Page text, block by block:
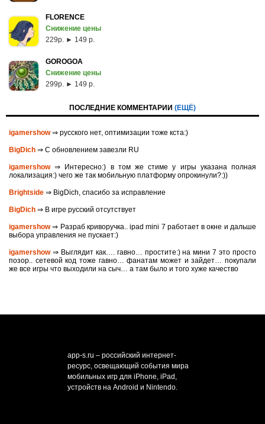
FLORENCE
Снижение цены
229p. ► 149 р.
GOROGOA
Снижение цены
299p. ► 149 р.
ПОСЛЕДНИЕ КОММЕНТАРИИ (ЕЩЁ)
igamershow⇒ русского нет, оптимизации тоже кста:)
BigDich ⇒ С обновлением завезли RU
igamershow⇒ Интересно:) в том же стиме у игры указана полная
локализация:) чего же так мобильную платформу опрокинули?:))
Brightside ⇒ BigDich, спасибо за исправление
BigDich ⇒ В игре русский отсутствует
igamershow⇒ Разраб криворучка.. ipad mini 7 работает в окне и дальше
выбора управления не пускает:)
igamershow⇒ Выглядит как…. гавно… простите:) на мини 7 это просто
позор.. сетевой код тоже гавно… фанатам может и зайдет… покупали
же все игры что выходили на сыч… а там было и того хуже качество
app-s.ru – российский интернет-
ресурс, освещающий события мира
мобильных игр для iPhone, iPad,
устройств на Android и Nintendo.